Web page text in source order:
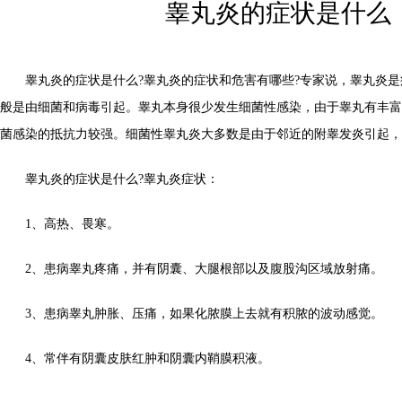
睾丸炎的症状是什么
睾丸炎的症状是什么?睾丸炎的症状和危害有哪些?专家说，睾丸炎是
般是由细菌和病毒引起。睾丸本身很少发生细菌性感染，由于睾丸有丰
菌感染的抵抗力较强。细菌性睾丸炎大多数是由于邻近的附睾发炎引起
睾丸炎的症状是什么?睾丸炎症状：
1、高热、畏寒。
2、患病睾丸疼痛，并有阴囊、大腿根部以及腹股沟区域放射痛。
3、患病睾丸肿胀、压痛，如果化脓膜上去就有积脓的波动感觉。
4、常伴有阴囊皮肤红肿和阴囊内鞘膜积液。